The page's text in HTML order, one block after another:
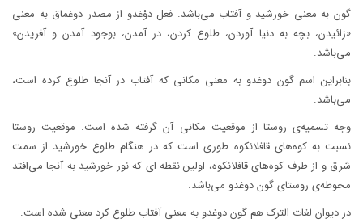
گون به معنی خورشید و آفتاب می‌باشد. فعل دوْغدو از مصدر دوغماق به معنی
«زائیدن، بچه به دنیا آوردن، طلوع کردن، در آمدن، بوجود آمدن و آفریدن»
می‌باشد.
بنابراین اسم گون دوغدو به معنی مکانی که آفتاب در آنجا طلوع کرده است،
می‌باشد.
وجه تسمیه‌ی روستا از موقعیت مکانی آن گرفته شده است. موقعیت روستا
نسبت به کوه‌های قافلانکوه طوری است که در هنگام طلوع خورشید از سمت
شرق و از طرف کوه‌های قافلانکوه، اولین نقطه ای که نور خورشید به آنجا می‌افتد
محوطه‌ی روستای گون دوغدو می‌باشد.
در دیوان لغات الترک هم گون دوغدو به معنی آفتاب طلوع کرد معنی شده است.